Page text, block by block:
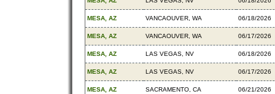
MESA, AZ VANCAOUVER, WA 06/18/2026
MESA, AZ VANCAOUVER, WA 06/17/2026
MESA, AZ LAS VEGAS, NV 06/18/2026
MESA, AZ LAS VEGAS, NV 06/17/2026
MESA, AZ SACRAMENTO, CA 06/21/2026